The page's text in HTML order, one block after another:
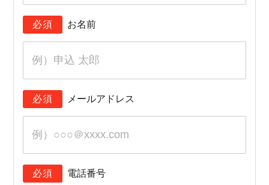
必須 お名前
必須 メールアドレス
必須 電話番号